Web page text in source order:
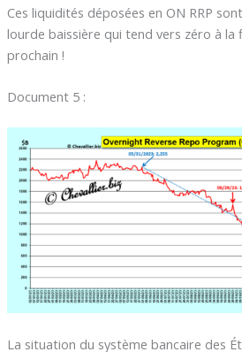
Ces liquidités déposées en ON RRP
lourde baissière qui tend vers zéro à la
prochain !
Document 5 :
La situation du système bancaire des